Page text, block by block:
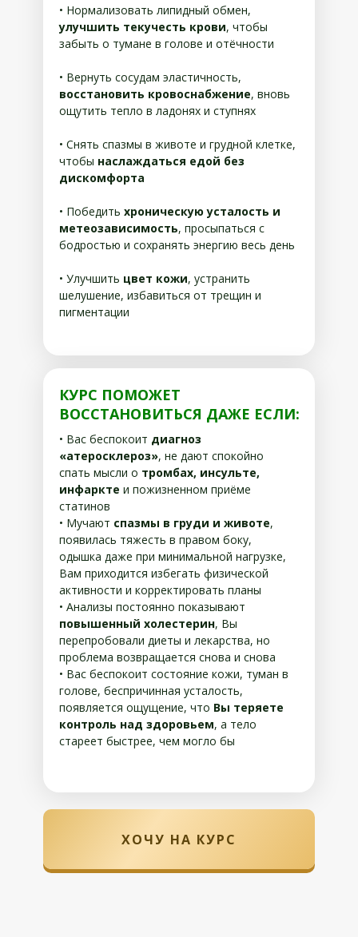
• Нормализовать липидный обмен,
улучшить текучесть крови, чтобы
забыть о тумане в голове и отёчности
• Вернуть сосудам эластичность,
восстановить кровоснабжение, вновь
ощутить тепло в ладонях и ступнях
• Снять спазмы в животе и грудной клетке,
чтобы наслаждаться едой без
дискомфорта
• Победить хроническую усталость и
метеозависимость, просыпаться с
бодростью и сохранять энергию весь день
• Улучшить цвет кожи, устранить
шелушение, избавиться от трещин и
пигментации
КУРС ПОМОЖЕТ
ВОССТАНОВИТЬСЯ ДАЖЕ ЕСЛИ:
• Вас беспокоит диагноз
«атеросклероз», не дают спокойно
спать мысли о тромбах, инсульте,
инфаркте и пожизненном приёме
статинов
• Мучают спазмы в груди и животе,
появилась тяжесть в правом боку,
одышка даже при минимальной нагрузке,
Вам приходится избегать физической
активности и корректировать планы
• Анализы постоянно показывают
повышенный холестерин, Вы
перепробовали диеты и лекарства, но
проблема возвращается снова и снова
• Вас беспокоит состояние кожи, туман в
голове, беспричинная усталость,
появляется ощущение, что Вы теряете
контроль над здоровьем, а тело
стареет быстрее, чем могло бы
ХОЧУ НА КУРС